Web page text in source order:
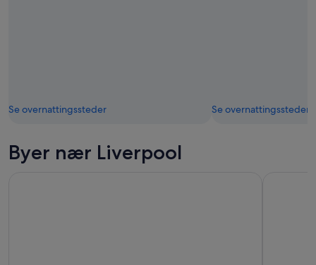
Se overnattingssteder Se overnattingssteder
Byer nær Liverpool